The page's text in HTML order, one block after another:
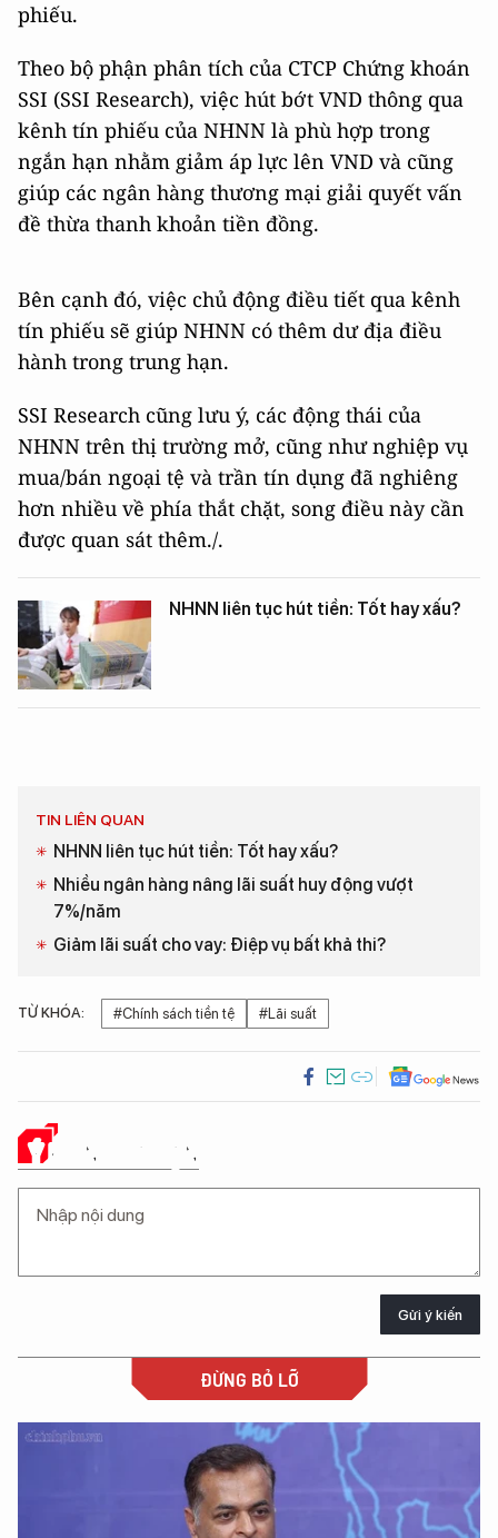
phiếu.
Theo bộ phận phân tích của CTCP Chứng khoán
SSI (SSI Research), việc hút bớt VND thông qua
kênh tín phiếu của NHNN là phù hợp trong
ngắn hạn nhằm giảm áp lực lên VND và cũng
giúp các ngân hàng thương mại giải quyết vấn
đề thừa thanh khoản tiền đồng.
Bên cạnh đó, việc chủ động điều tiết qua kênh
tín phiếu sẽ giúp NHNN có thêm dư địa điều
hành trong trung hạn.
SSI Research cũng lưu ý, các động thái của
NHNN trên thị trường mở, cũng như nghiệp vụ
mua/bán ngoại tệ và trần tín dụng đã nghiêng
hơn nhiều về phía thắt chặt, song điều này cần
được quan sát thêm./.
NHNN liên tục hút tiền: Tốt hay xấu?
TIN LIÊN QUAN
NHNN liên tục hút tiền: Tốt hay xấu?
Nhiều ngân hàng nâng lãi suất huy động vượt
7%/năm
Giảm lãi suất cho vay: Điệp vụ bất khả thi?
TỪ KHÓA: #Chính sách tiền tệ #Lãi suất
Ý KIẾN CỦA BẠN
Gửi ý kiến
ĐỪNG BỎ LỠ